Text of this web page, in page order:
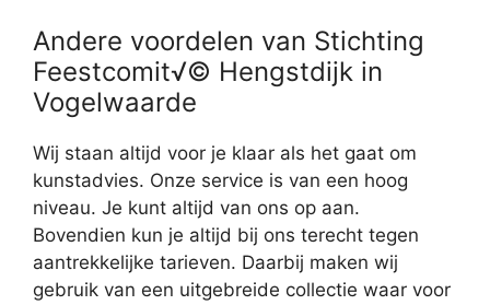
Andere voordelen van Stichting
Feestcomit√© Hengstdijk in
Vogelwaarde
Wij staan altijd voor je klaar als het gaat om
kunstadvies. Onze service is van een hoog
niveau. Je kunt altijd van ons op aan.
Bovendien kun je altijd bij ons terecht tegen
aantrekkelijke tarieven. Daarbij maken wij
gebruik van een uitgebreide collectie waar voor